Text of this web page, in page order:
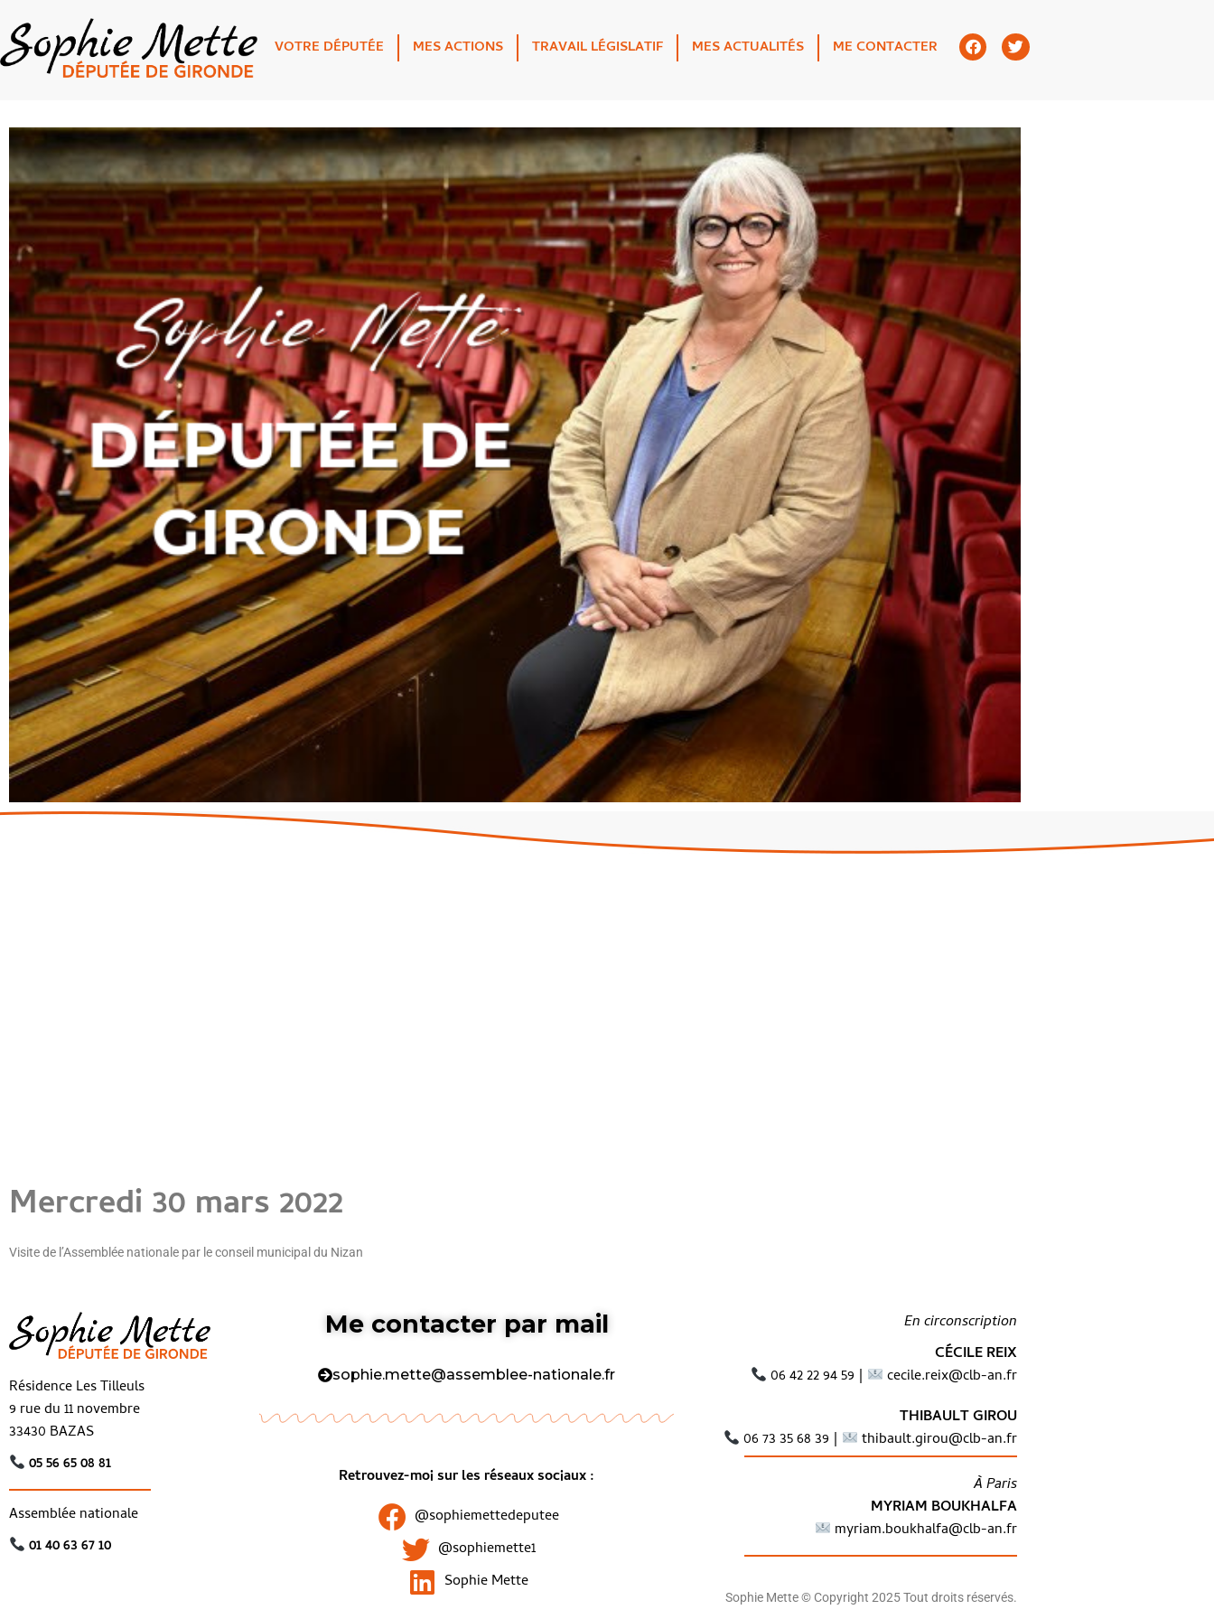
VOTRE DÉPUTÉE MES ACTIONS TRAVAIL LÉGISLATIF MES ACTUALITÉS ME CONTACTER
Mercredi 30 mars 2022
Visite de l’Assemblée nationale par le conseil municipal du Nizan
Résidence Les Tilleuls
9 rue du 11 novembre
33430 BAZAS
05 56 65 08 81
Assemblée nationale
01 40 63 67 10
Me contacter par mail
sophie.mette@assemblee-nationale.fr
Retrouvez-moi sur les réseaux sociaux :
@sophiemettedeputee
@sophiemette1
Sophie Mette
En circonscription
CÉCILE REIX
06 42 22 94 59 |
cecile.reix@clb-an.fr
THIBAULT GIROU
06 73 35 68 39 |
thibault.girou@clb-an.fr
À Paris
MYRIAM BOUKHALFA
myriam.boukhalfa@clb-an.fr
Sophie Mette © Copyright 2025 Tout droits réservés.